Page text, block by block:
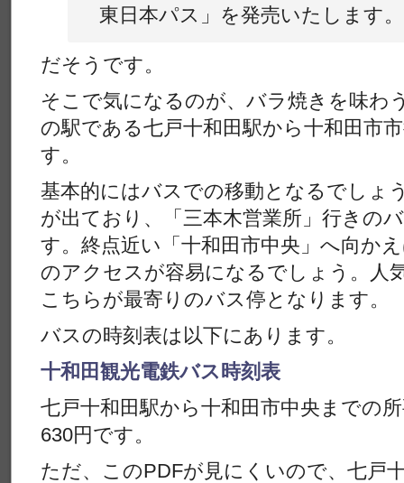
東日本パス」を発売いたします。
だそうです。
そこで気になるのが、バラ焼きを味わ
の駅である七戸十和田駅から十和田市
す。
基本的にはバスでの移動となるでしょ
が出ており、「三本木営業所」行きの
す。終点近い「十和田市中央」へ向か
のアクセスが容易になるでしょう。人
こちらが最寄りのバス停となります。
バスの時刻表は以下にあります。
十和田観光電鉄バス時刻表
七戸十和田駅から十和田市中央までの
630円です。
ただ、このPDFが見にくいので、七戸